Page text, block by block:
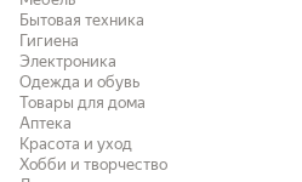
Бытовая техника
Гигиена
Электроника
Одежда и обувь
Товары для дома
Аптека
Красота и уход
Хобби и творчество